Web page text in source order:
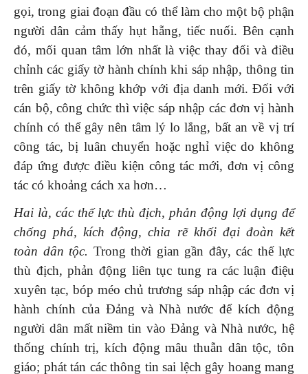
gọi, trong giai đoạn đầu có thể làm cho một bộ phận
người dân cảm thấy hụt hẫng, tiếc nuối. Bên cạnh
đó, mối quan tâm lớn nhất là việc thay đổi và điều
chỉnh các giấy tờ hành chính khi sáp nhập, thông tin
trên giấy tờ không khớp với địa danh mới. Đối với
cán bộ, công chức thì việc sáp nhập các đơn vị hành
chính có thể gây nên tâm lý lo lắng, bất an về vị trí
công tác, bị luân chuyển hoặc nghỉ việc do không
đáp ứng được điều kiện công tác mới, đơn vị công
tác có khoảng cách xa hơn…
Hai là, các thế lực thù địch, phản động lợi dụng để
chống phá, kích động, chia rẽ khối đại đoàn kết
toàn dân tộc. Trong thời gian gần đây, các thế lực
thù địch, phản động liên tục tung ra các luận điệu
xuyên tạc, bóp méo chủ trương sáp nhập các đơn vị
hành chính của Đảng và Nhà nước để kích động
người dân mất niềm tin vào Đảng và Nhà nước, hệ
thống chính trị, kích động mâu thuẫn dân tộc, tôn
giáo; phát tán các thông tin sai lệch gây hoang mang